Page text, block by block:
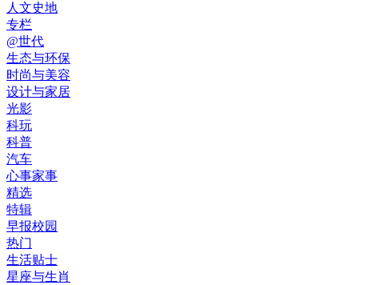
人文史地
专栏
@世代
生态与环保
时尚与美容
设计与家居
光影
科玩
科普
汽车
心事家事
精选
特辑
早报校园
热门
生活贴士
星座与生肖